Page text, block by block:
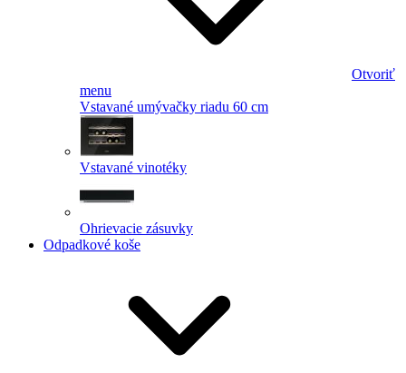
Otvoriť
menu
Vstavané umývačky riadu 60 cm
Vstavané vinotéky
Ohrievacie zásuvky
Odpadkové koše